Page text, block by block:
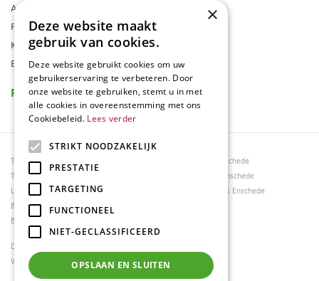
Assortiment
Folder
Klantenkaart
Blog
Reviews
Tuincentrum Borghuis
Tuinmeubels
Loungesets
Bloemen
Barbecues
Tuinmeubels Enschede
Tuinmeubelen Enschede
Woonaccessoires Enschede
Dierenwinkel Enschede
Weber bbq kopen Hengelo
×
Deze website maakt
gebruik van cookies.
Deze website gebruikt cookies om uw
gebruikerservaring te verbeteren. Door
onze website te gebruiken, stemt u in met
alle cookies in overeenstemming met ons
Cookiebeleid. Lees verder
STRIKT NOODZAKELIJK
PRESTATIE
TARGETING
FUNCTIONEEL
NIET-GECLASSIFICEERD
OPSLAAN EN SLUITEN